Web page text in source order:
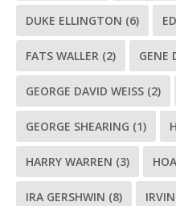
DUKE ELLINGTON (6)
FATS WALLER (2) GENE
GEORGE DAVID WEISS (2)
GEORGE SHEARING (1)
HARRY WARREN (3)
IRA GERSHWIN (8)